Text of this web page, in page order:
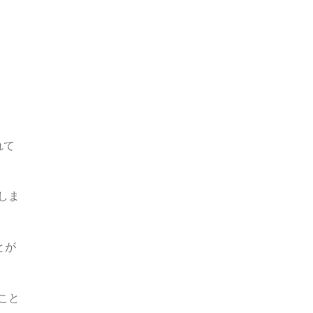
ま
が
と